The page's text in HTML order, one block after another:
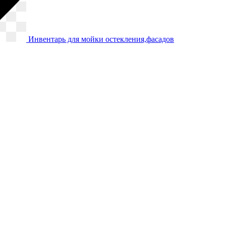
Инвентарь для мойки остекления,фасадов